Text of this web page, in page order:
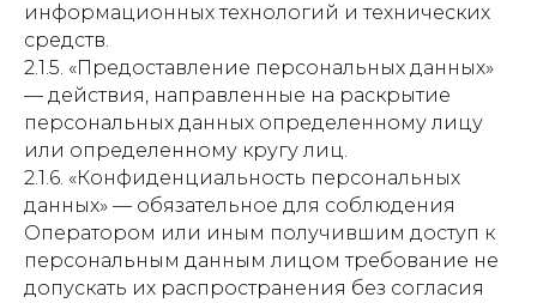
информационных технологий и технических
средств.
2.1.5. «Предоставление персональных данных»
— действия, направленные на раскрытие
персональных данных определенному лицу
или определенному кругу лиц.
2.1.6. «Конфиденциальность персональных
данных» — обязательное для соблюдения
Оператором или иным получившим доступ к
персональным данным лицом требование не
допускать их распространения без согласия